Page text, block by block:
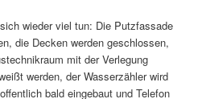
wieder viel tun: Die Putzfassade
die Decken werden geschlossen,
mit der Verlegung
werden, der Wasserzähler wird
bald eingebaut und Telefon